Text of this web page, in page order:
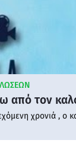
από τον
χρονιά , ο